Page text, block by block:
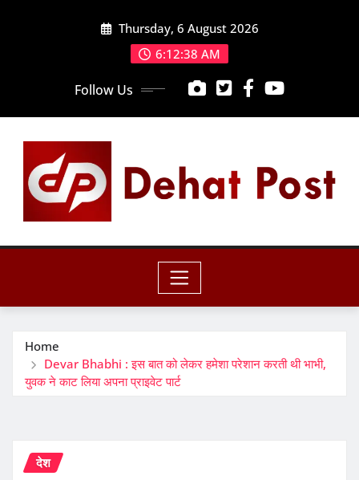
Thursday, 6 August 2026
6:12:39 AM
Follow Us
Home
Devar Bhabhi : इस बात को लेकर हमेशा परेशान करती थी भाभी,
युवक ने काट लिया अपना प्राइवेट पार्ट
देश